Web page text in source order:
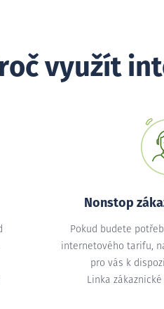
využít
Nonstop
Pokud budete
internetového tarifu,
pro vás k
Linka